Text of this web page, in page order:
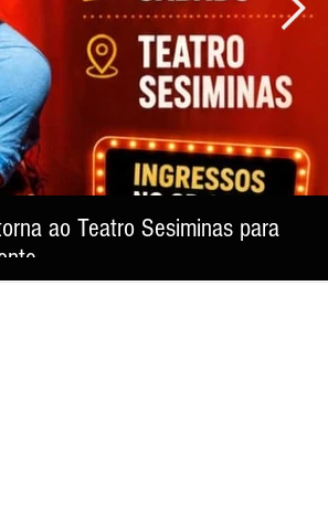
ao Teatro Sesiminas para
emocionar o público e reafirmar o sucesso de uma
mineiro.